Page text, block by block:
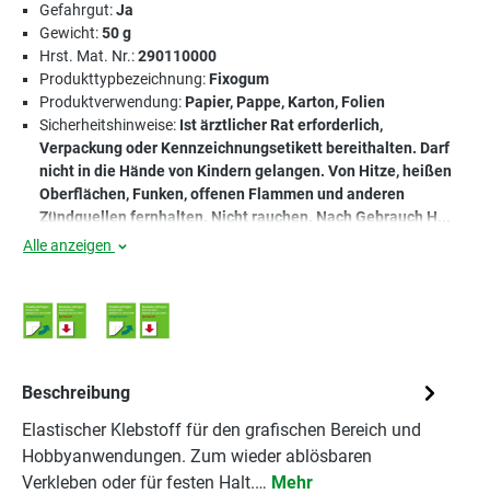
Gefahrgut:Ja
Gewicht:50 g
Hrst. Mat. Nr.:290110000
Produkttypbezeichnung:Fixogum
Produktverwendung:Papier, Pappe, Karton, Folien
Sicherheitshinweise: Ist ärztlicher Rat erforderlich,
Verpackung oder Kennzeichnungsetikett bereithalten. Darf
nicht in die Hände von Kindern gelangen. Von Hitze, heißen
Oberflächen, Funken, offenen Flammen und anderen
Zündquellen fernhalten. Nicht rauchen. Nach Gebrauch H...
Alle anzeigen
Beschreibung
Elastischer Klebstoff für den grafischen Bereich und
Hobbyanwendungen. Zum wieder ablösbaren
Verkleben oder für festen Halt.… Mehr